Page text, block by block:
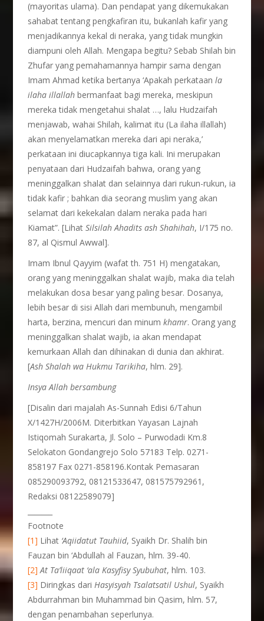
(mayoritas ulama). Dan pendapat yang dikemukakan
sahabat tentang pengkafiran itu, bukanlah kafir yang
menjadikannya kekal di neraka, yang tidak mungkin
diampuni oleh Allah. Mengapa begitu? Sebab Shilah bin
Zhufar yang pemahamannya hampir sama dengan
Imam Ahmad ketika bertanya ‘Apakah perkataanla
ilaha illallah bermanfaat bagi mereka, meskipun
mereka tidak mengetahui shalat …, lalu Hudzaifah
menjawab, wahai Shilah, kalimat itu (La ilaha illallah)
akan menyelamatkan mereka dari api neraka,’
perkataan ini diucapkannya tiga kali. Ini merupakan
penyataan dari Hudzaifah bahwa, orang yang
meninggalkan shalat dan selainnya dari rukun-rukun, ia
tidak kafir ; bahkan dia seorang muslim yang akan
selamat dari kekekalan dalam neraka pada hari
Kiamat”. [LihatSilsilah Ahadits ash Shahihah, I/175 no.
87, al Qismul Awwal].
Imam Ibnul Qayyim (wafat th. 751 H) mengatakan,
orang yang meninggalkan shalat wajib, maka dia telah
melakukan dosa besar yang paling besar. Dosanya,
lebih besar di sisi Allah dari membunuh, mengambil
harta, berzina, mencuri dan minumkhamr. Orang yang
meninggalkan shalat wajib, ia akan mendapat
kemurkaan Allah dan dihinakan di dunia dan akhirat.
[Ash Shalah wa Hukmu Tarikiha, hlm. 29].
Insya Allah bersambung
[Disalin dari majalah As-Sunnah Edisi 6/Tahun
X/1427H/2006M. Diterbitkan Yayasan Lajnah
Istiqomah Surakarta, Jl. Solo – Purwodadi Km.8
Selokaton Gondangrejo Solo 57183 Telp. 0271-
858197 Fax 0271-858196.Kontak Pemasaran
085290093792, 08121533647, 081575792961,
Redaksi 08122589079]
Footnote
[1] Lihat ‘Aqiidatut Tauhiid, Syaikh Dr. Shalih bin
Fauzan bin ‘Abdullah al Fauzan, hlm. 39-40.
[2] At Ta’liiqaat ‘ala Kasyfisy Syubuhat, hlm. 103.
[3] Diringkas dariHasyisyah Tsalatsatil Ushul, Syaikh
Abdurrahman bin Muhammad bin Qasim, hlm. 57,
dengan penambahan seperlunya.